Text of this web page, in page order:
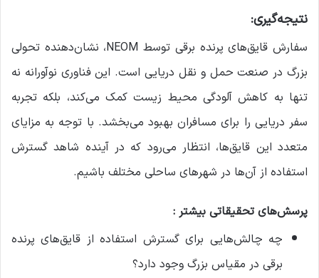
نتیجه‌گیری:
سفارش قایق‌های پرنده برقی توسط NEOM، نشان‌دهنده تحولی
بزرگ در صنعت حمل و نقل دریایی است. این فناوری نوآورانه نه
تنها به کاهش آلودگی محیط زیست کمک می‌کند، بلکه تجربه
سفر دریایی را برای مسافران بهبود می‌بخشد. با توجه به مزایای
متعدد این قایق‌ها، انتظار می‌رود که در آینده شاهد گسترش
استفاده از آن‌ها در شهرهای ساحلی مختلف باشیم.
پرسش‌های تحقیقاتی بیشتر :
چه چالش‌هایی برای گسترش استفاده از قایق‌های پرنده
برقی در مقیاس بزرگ وجود دارد؟